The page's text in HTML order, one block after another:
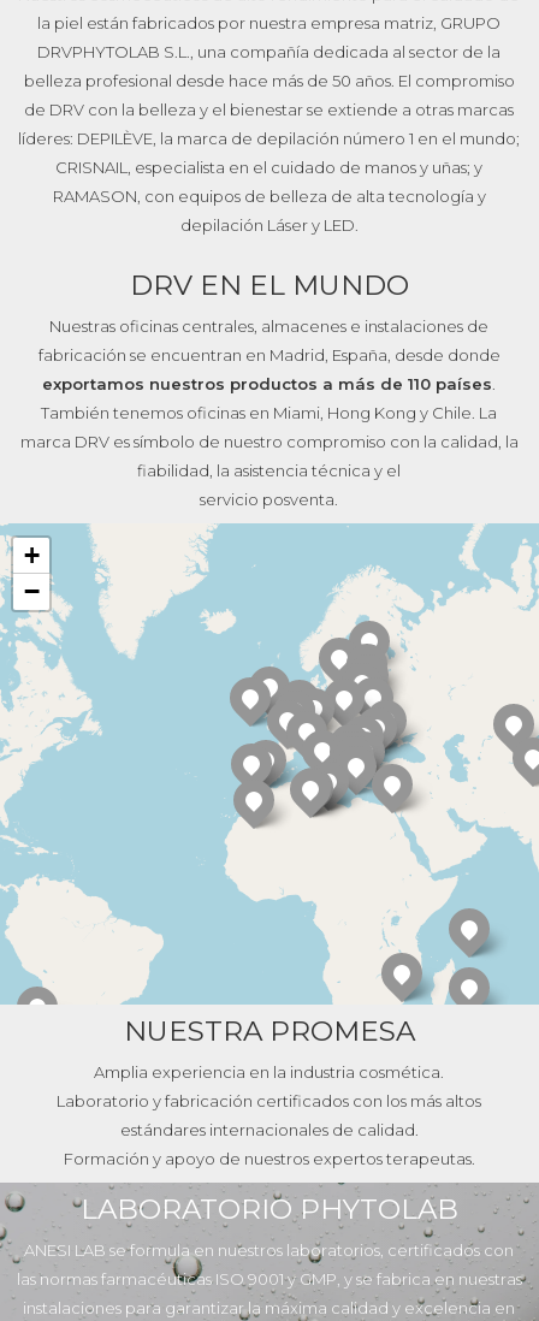
la piel están fabricados por nuestra empresa matriz, GRUPO
DRVPHYTOLAB S.L., una compañía dedicada al sector de la
belleza profesional desde hace más de 50 años. El compromiso
de DRV con la belleza y el bienestar se extiende a otras marcas
líderes: DEPILÈVE, la marca de depilación número 1 en el mundo;
CRISNAIL, especialista en el cuidado de manos y uñas; y
RAMASON, con equipos de belleza de alta tecnología y
depilación Láser y LED.
DRV EN EL MUNDO
Nuestras oficinas centrales, almacenes e instalaciones de
fabricación se encuentran en Madrid, España, desde donde
exportamos nuestros productos a más de 110 países.
También tenemos oficinas en Miami, Hong Kong y Chile. La
marca DRV es símbolo de nuestro compromiso con la calidad, la
fiabilidad, la asistencia técnica y el
servicio posventa.
+
−
NUESTRA PROMESA
Amplia experiencia en la industria cosmética.
Laboratorio y fabricación certificados con los más altos
estándares internacionales de calidad.
Formación y apoyo de nuestros expertos terapeutas.
LABORATORIO PHYTOLAB
ANESI LAB se formula en nuestros laboratorios, certificados con
las normas farmacéuticas ISO 9001 y GMP, y se fabrica en nuestras
instalaciones para garantizar la máxima calidad y excelencia en